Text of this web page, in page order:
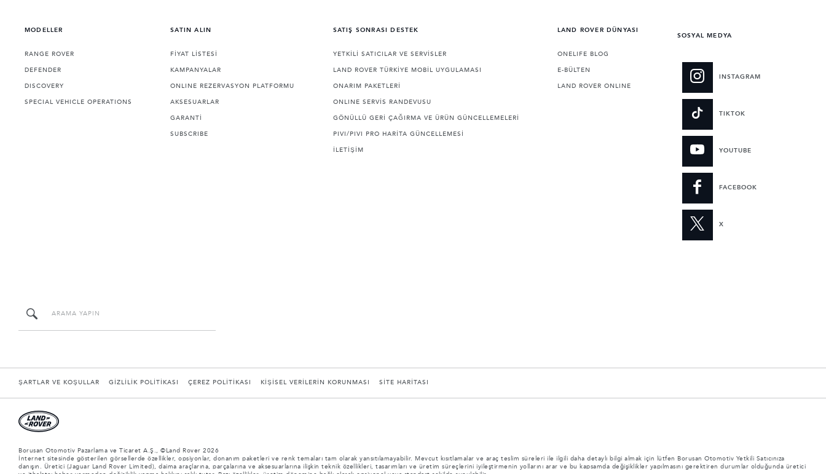
MODELLER
RANGE ROVER
DEFENDER
DISCOVERY
SPECIAL VEHICLE OPERATIONS
SATIN ALIN
FİYAT LİSTESİ
KAMPANYALAR
ONLINE REZERVASYON PLATFORMU
AKSESUARLAR
GARANTİ
SUBSCRIBE
SATIŞ SONRASI DESTEK
YETKİLİ SATICILAR VE SERVİSLER
LAND ROVER TÜRKİYE MOBİL UYGULAMASI
ONARIM PAKETLERİ
ONLINE SERVİS RANDEVUSU
GÖNÜLLÜ GERİ ÇAĞIRMA VE ÜRÜN GÜNCELLEMELERİ
PIVI/PIVI PRO HARİTA GÜNCELLEMESİ
İLETİŞİM
LAND ROVER DÜNYASI
ONELIFE BLOG
E-BÜLTEN
LAND ROVER ONLINE
SOSYAL MEDYA
INSTAGRAM
TIKTOK
YOUTUBE
FACEBOOK
X
ŞARTLAR VE KOŞULLAR GİZLİLİK POLİTİKASI ÇEREZ POLİTİKASI KİŞİSEL VERİLERİN KORUNMASI SİTE HARİTASI
Borusan Otomotiv Pazarlama ve Ticaret A.Ş., ©Land Rover 2026
İnternet sitesinde gösterilen görsellerde özellikler, opsiyonlar, donanım paketleri ve renk temaları tam olarak yansıtılamayabilir. Mevcut kısıtlamalar ve araç teslim süreleri ile ilgili daha detaylı bilgi almak için lütfen Borusan Otomotiv Yetkili Satıcınıza
danışın. Üretici (Jaguar Land Rover Limited), daima araçlarına, parçalarına ve aksesuarlarına ilişkin teknik özellikleri, tasarımları ve üretim süreçlerini iyileştirmenin yollarını arar ve bu kapsamda değişiklikler yapılmasını gerektiren durumlar olduğunda üretici